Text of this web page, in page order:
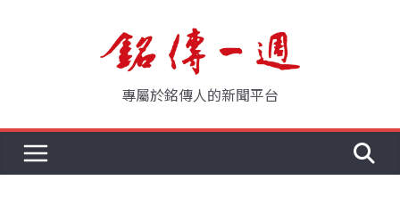
專屬於銘傳人的新聞平台